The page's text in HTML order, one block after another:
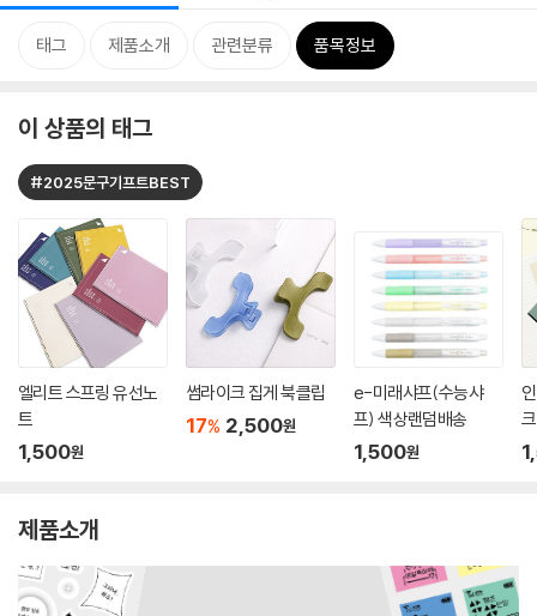
태그 제품소개 관련분류 품목정보
이 상품의 태그
#2025문구기프트BEST
엘리트 스프링 유선노
트
1,500원
썸라이크 집게 북클립
17% 2,500원
e-미래샤프(수능샤
프) 색상랜덤배송
1,500원
크
제품소개